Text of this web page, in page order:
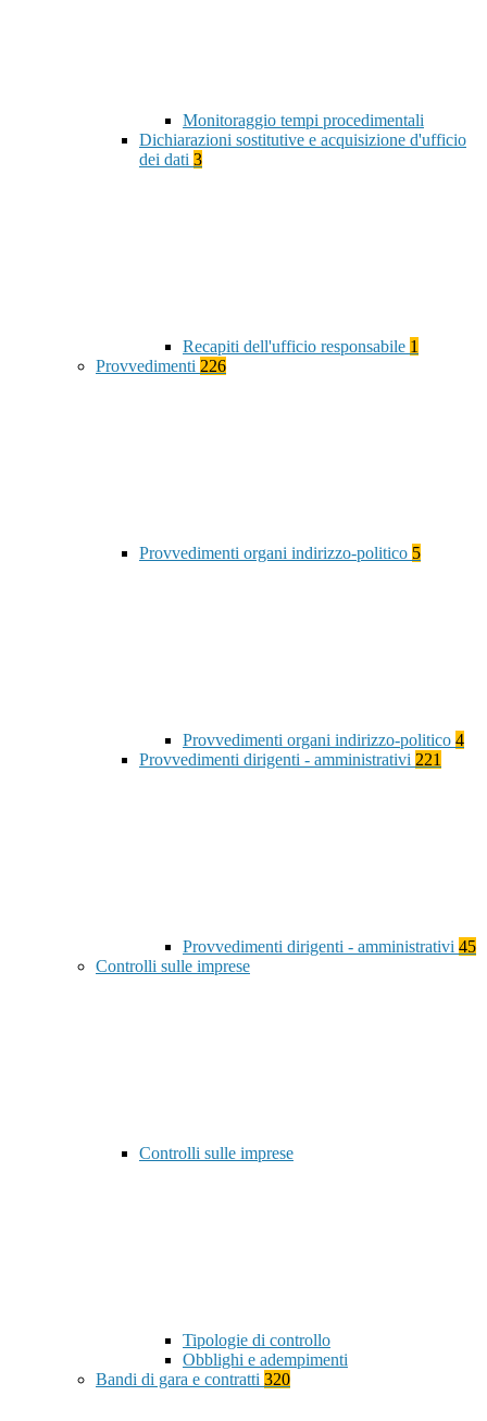
Monitoraggio tempi procedimentali
Dichiarazioni sostitutive e acquisizione d'ufficio
dei dati 3
Recapiti dell'ufficio responsabile 1
Provvedimenti 226
Provvedimenti organi indirizzo-politico 5
Provvedimenti organi indirizzo-politico 4
Provvedimenti dirigenti - amministrativi 221
Provvedimenti dirigenti - amministrativi 45
Controlli sulle imprese
Controlli sulle imprese
Tipologie di controllo
Obblighi e adempimenti
Bandi di gara e contratti 320